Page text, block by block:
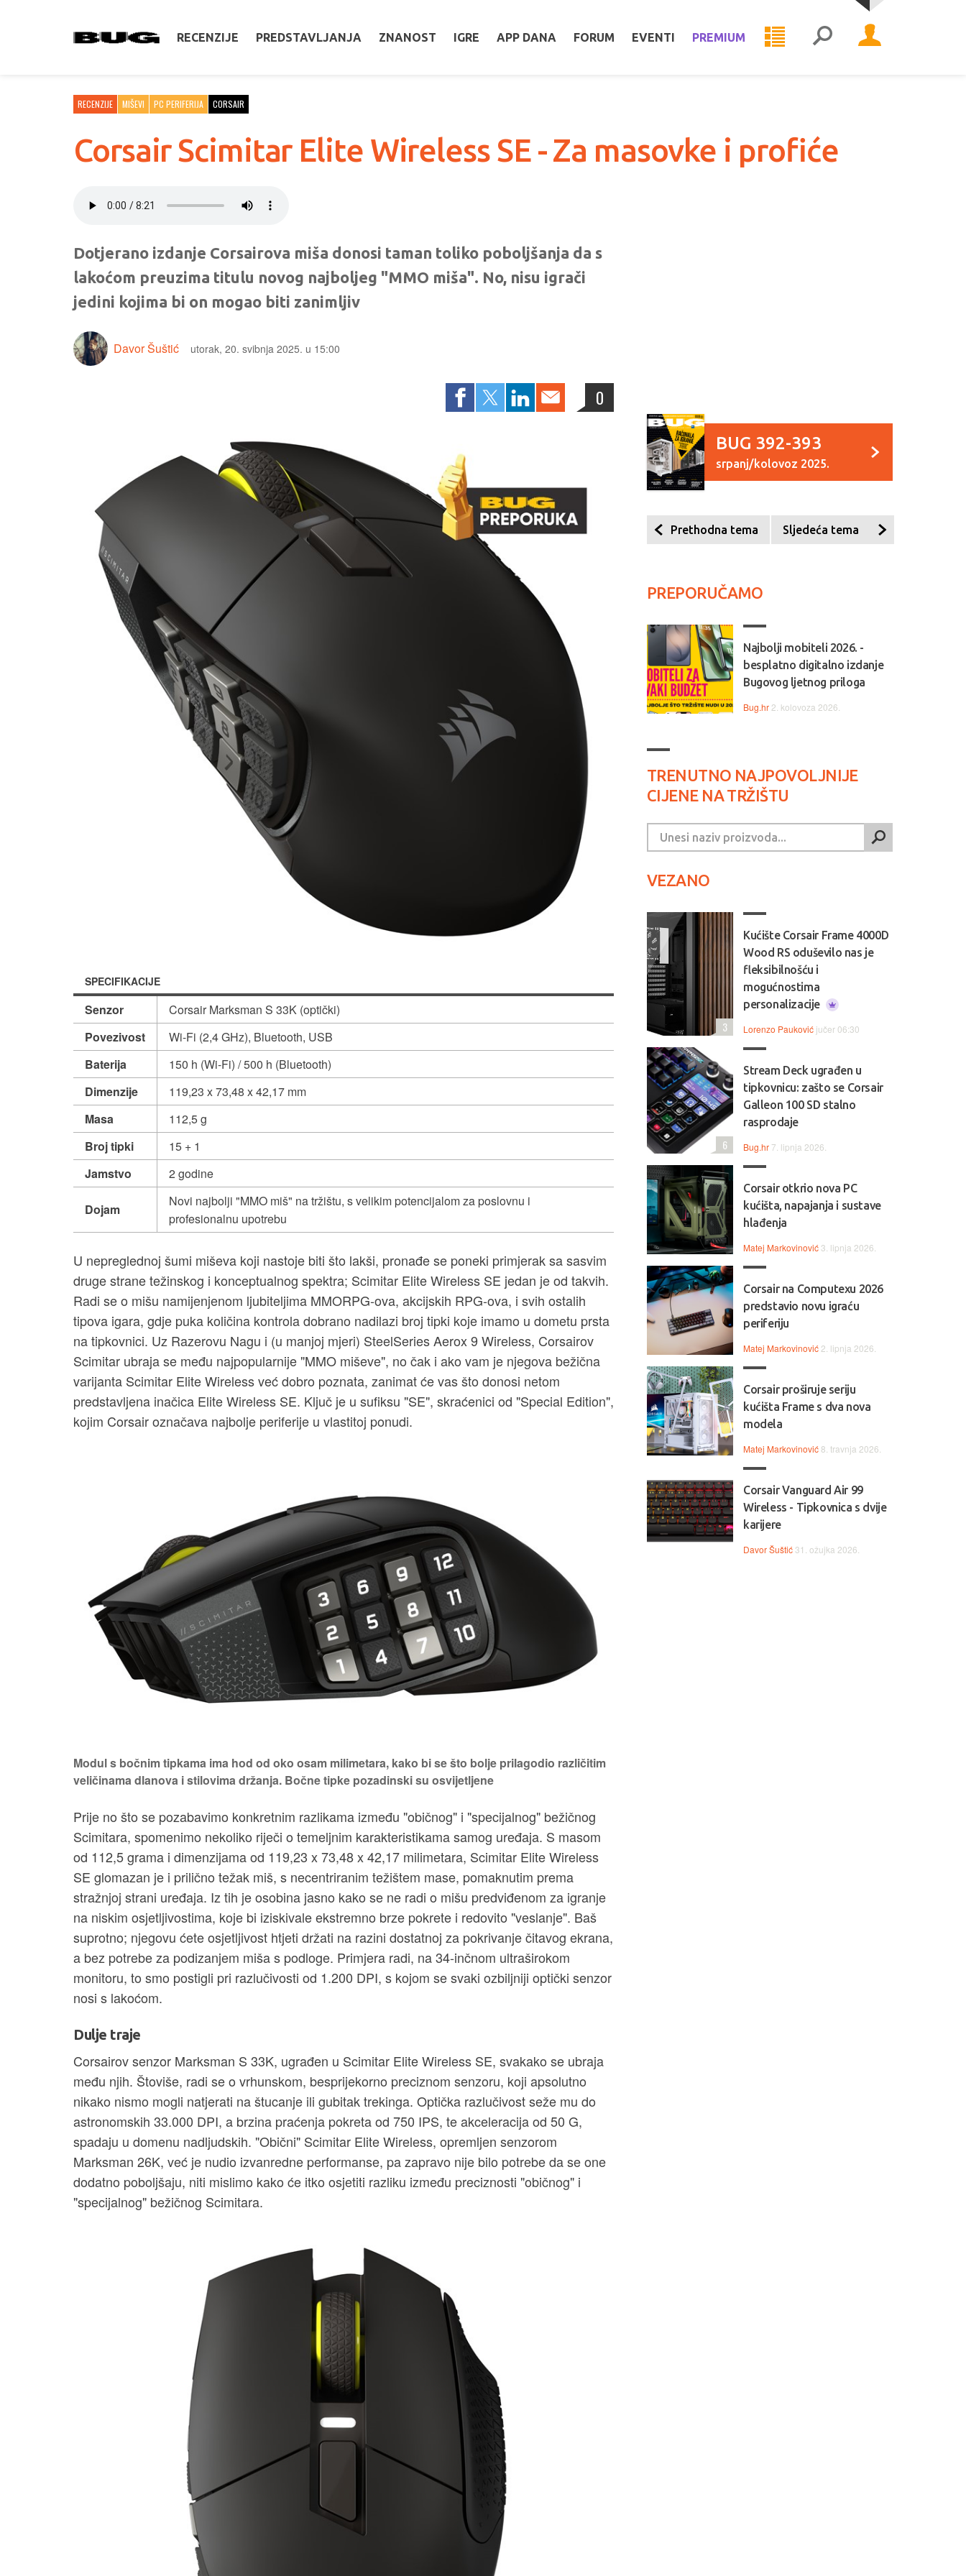
RECENZIJE PREDSTAVLJANJA ZNANOST IGRE APP DANA FORUM EVENTI PREMIUM
RECENZIJE MIŠEVI PC PERIFERIJA CORSAIR
Corsair Scimitar Elite Wireless SE - Za masovke i profiće
Dotjerano izdanje Corsairova miša donosi taman toliko poboljšanja da s
lakoćom preuzima titulu novog najboljeg "MMO miša". No, nisu igrači
jedini kojima bi on mogao biti zanimljiv
Davor Šuštić utorak, 20. svibnja 2025. u 15:00
0
SPECIFIKACIJE
Senzor
Corsair Marksman S 33K (optički)
Povezivost
Wi-Fi (2,4 GHz), Bluetooth, USB
Baterija
150 h (Wi-Fi) / 500 h (Bluetooth)
Dimenzije
119,23 x 73,48 x 42,17 mm
Masa
112,5 g
Broj tipki
15 + 1
Jamstvo
2 godine
Dojam
Novi najbolji "MMO miš" na tržištu, s velikim potencijalom za poslovnu i
profesionalnu upotrebu
U nepreglednoj šumi miševa koji nastoje biti što lakši, pronađe se poneki primjerak sa sasvim
druge strane težinskog i konceptualnog spektra; Scimitar Elite Wireless SE jedan je od takvih.
Radi se o mišu namijenjenom ljubiteljima MMORPG-ova, akcijskih RPG-ova, i svih ostalih
tipova igara, gdje puka količina kontrola dobrano nadilazi broj tipki koje imamo u dometu prsta
na tipkovnici. Uz Razerovu Nagu i (u manjoj mjeri) SteelSeries Aerox 9 Wireless, Corsairov
Scimitar ubraja se među najpopularnije "MMO miševe", no čak i ako vam je njegova bežična
varijanta Scimitar Elite Wireless već dobro poznata, zanimat će vas što donosi netom
predstavljena inačica Elite Wireless SE. Ključ je u sufiksu "SE", skraćenici od "Special Edition",
kojim Corsair označava najbolje periferije u vlastitoj ponudi.
Modul s bočnim tipkama ima hod od oko osam milimetara, kako bi se što bolje prilagodio različitim
veličinama dlanova i stilovima držanja. Bočne tipke pozadinski su osvijetljene
Prije no što se pozabavimo konkretnim razlikama između "običnog" i "specijalnog" bežičnog
Scimitara, spomenimo nekoliko riječi o temeljnim karakteristikama samog uređaja. S masom
od 112,5 grama i dimenzijama od 119,23 x 73,48 x 42,17 milimetara, Scimitar Elite Wireless
SE glomazan je i prilično težak miš, s necentriranim težištem mase, pomaknutim prema
stražnjoj strani uređaja. Iz tih je osobina jasno kako se ne radi o mišu predviđenom za igranje
na niskim osjetljivostima, koje bi iziskivale ekstremno brze pokrete i redovito "veslanje". Baš
suprotno; njegovu ćete osjetljivost htjeti držati na razini dostatnoj za pokrivanje čitavog ekrana,
a bez potrebe za podizanjem miša s podloge. Primjera radi, na 34-inčnom ultraširokom
monitoru, to smo postigli pri razlučivosti od 1.200 DPI, s kojom se svaki ozbiljniji optički senzor
nosi s lakoćom.
Dulje traje
Corsairov senzor Marksman S 33K, ugrađen u Scimitar Elite Wireless SE, svakako se ubraja
među njih. Štoviše, radi se o vrhunskom, besprijekorno preciznom senzoru, koji apsolutno
nikako nismo mogli natjerati na štucanje ili gubitak trekinga. Optička razlučivost seže mu do
astronomskih 33.000 DPI, a brzina praćenja pokreta od 750 IPS, te akceleracija od 50 G,
spadaju u domenu nadljudskih. "Obični" Scimitar Elite Wireless, opremljen senzorom
Marksman 26K, već je nudio izvanredne performanse, pa zapravo nije bilo potrebe da se one
dodatno poboljšaju, niti mislimo kako će itko osjetiti razliku između preciznosti "običnog" i
"specijalnog" bežičnog Scimitara.
BUG 392-393
srpanj/kolovoz 2025.
Prethodna tema Sljedeća tema
PREPORUČAMO
Najbolji mobiteli 2026. -
besplatno digitalno izdanje
Bugovog ljetnog priloga
Bug.hr 2. kolovoza 2026.
TRENUTNO NAJPOVOLJNIJE
CIJENE NA TRŽIŠTU
VEZANO
Kućište Corsair Frame 4000D
Wood RS oduševilo nas je
fleksibilnošću i
mogućnostima
personalizacije
Lorenzo Pauković jučer 06:30
3
Stream Deck ugrađen u
tipkovnicu: zašto se Corsair
Galleon 100 SD stalno
rasprodaje
Bug.hr 7. lipnja 2026.
6
Corsair otkrio nova PC
kućišta, napajanja i sustave
hlađenja
Matej Markovinović 3. lipnja 2026.
Corsair na Computexu 2026
predstavio novu igraću
periferiju
Matej Markovinović 2. lipnja 2026.
Corsair proširuje seriju
kućišta Frame s dva nova
modela
Matej Markovinović8. travnja 2026.
Corsair Vanguard Air 99
Wireless - Tipkovnica s dvije
karijere
Davor Šuštić 31. ožujka 2026.